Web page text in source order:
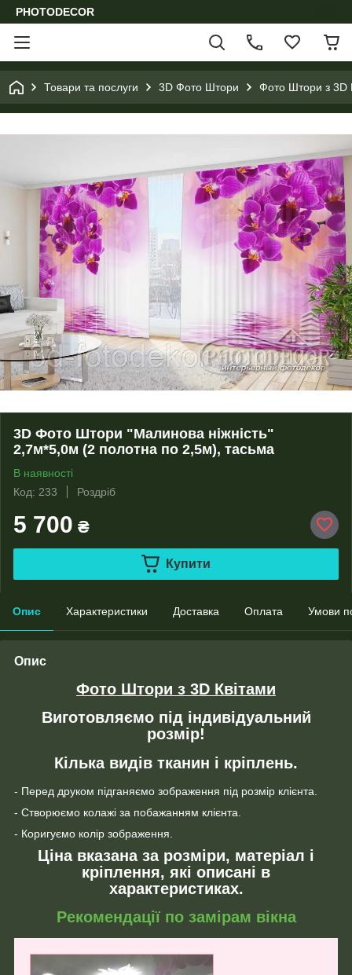
PHOTODECOR
Товари та послуги 3D Фото Штори Фото Штори з 3D
3D Фото Штори "Малинова ніжність"
2,7м*5,0м (2 полотна по 2,5м), тасьма
В наявності
Код: 233
Роздріб
5 700 ₴
Купити
Опис Характеристики Доставка Оплата Умови
Опис
Фото Штори з 3D Квітами
Виготовляємо під індивідуальний
розмір!
Кілька видів тканин і кріплень.
- Перед друком підганяємо зображення під розмір клієнта.
- Створюємо колажі за побажанням клієнта.
- Коригуємо колір зображення.
Ціна вказана за розміри, матеріал і
кріплення, які описані в
характеристиках.
Рекомендації по замірам вікна